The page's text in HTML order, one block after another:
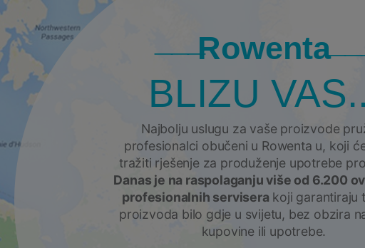
Rowenta
BLIZU
Najbolju uslugu za vaše proizvode
profesionalci obučeni u Rowenta u, koji
tražiti rješenje za produženje upotrebe
Danas je na raspolaganju više od 6.200
profesionalnih servisera koji garantiraju
proizvoda bilo gdje u svijetu, bez obzira
kupovine ili upotrebe.